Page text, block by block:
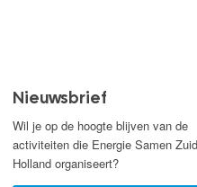
Nieuwsbrief
Wil je op de hoogte blijven van de
activiteiten die Energie Samen
Holland organiseert?